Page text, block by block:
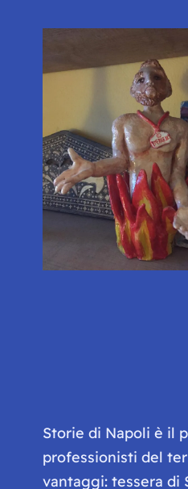
Storie di Napoli è il
professionisti del
vantaggi: tessera di